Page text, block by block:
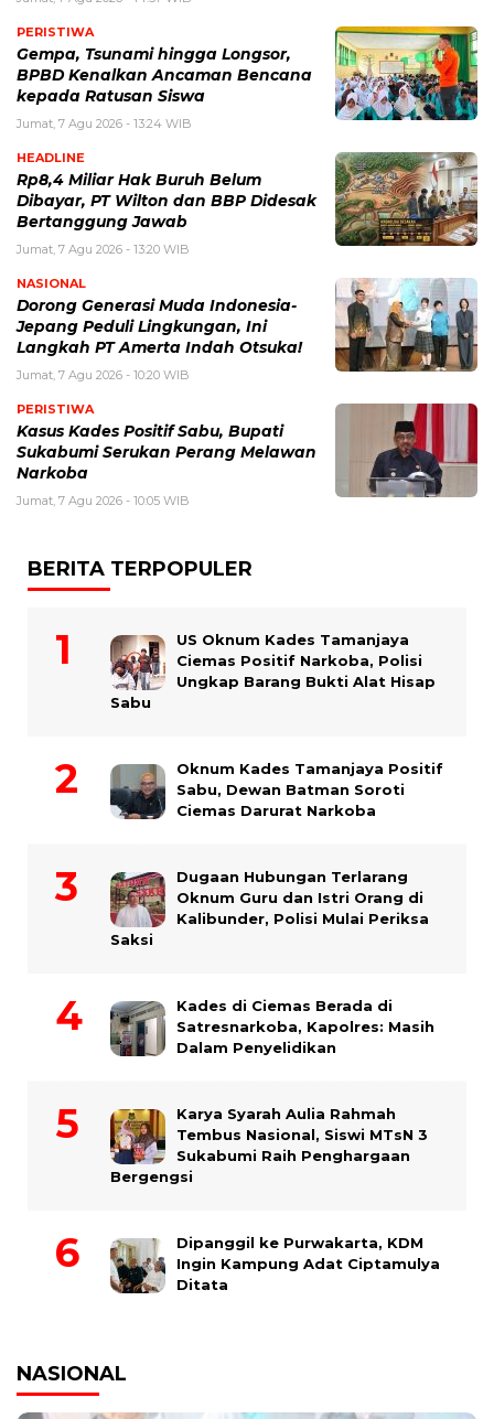
PERISTIWA
Gempa, Tsunami hingga Longsor,
BPBD Kenalkan Ancaman Bencana
kepada Ratusan Siswa
Jumat, 7 Agu 2026 - 13:24 WIB
HEADLINE
Rp8,4 Miliar Hak Buruh Belum
Dibayar, PT Wilton dan BBP Didesak
Bertanggung Jawab
Jumat, 7 Agu 2026 - 13:20 WIB
NASIONAL
Dorong Generasi Muda Indonesia-
Jepang Peduli Lingkungan, Ini
Langkah PT Amerta Indah Otsuka!
Jumat, 7 Agu 2026 - 10:20 WIB
PERISTIWA
Kasus Kades Positif Sabu, Bupati
Sukabumi Serukan Perang Melawan
Narkoba
Jumat, 7 Agu 2026 - 10:05 WIB
BERITA TERPOPULER
US Oknum Kades Tamanjaya
Ciemas Positif Narkoba, Polisi
Ungkap Barang Bukti Alat Hisap
Sabu
Oknum Kades Tamanjaya Positif
Sabu, Dewan Batman Soroti
Ciemas Darurat Narkoba
Dugaan Hubungan Terlarang
Oknum Guru dan Istri Orang di
Kalibunder, Polisi Mulai Periksa
Saksi
Kades di Ciemas Berada di
Satresnarkoba, Kapolres: Masih
Dalam Penyelidikan
Karya Syarah Aulia Rahmah
Tembus Nasional, Siswi MTsN 3
Sukabumi Raih Penghargaan
Bergengsi
Dipanggil ke Purwakarta, KDM
Ingin Kampung Adat Ciptamulya
Ditata
NASIONAL